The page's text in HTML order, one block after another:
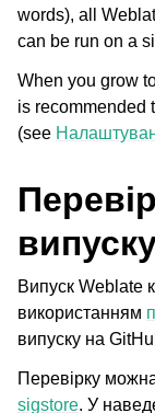
words), all
can be run on a
When you grow
is recommended
(see
Випуск Weblate
використанням
випуску на
Перевірку
sigstore. У